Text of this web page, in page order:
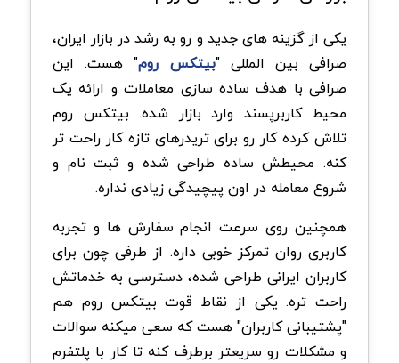
یکی از گزینه های جدید و رو‌ به رشد در بازار ایران،
صرافی بین المللی "بیتکس روم" هست. این
صرافی با هدف ساده سازی معاملات و ارائه یک
محیط کاربرپسند وارد بازار شده. بیتکس روم
تلاش کرده کار رو برای تریدرهای تازه کار راحت تر
کنه. محیطش ساده طراحی شده و ثبت نام و
شروع معامله در اون پیچیدگی زیادی نداره.
همچنین روی سرعت انجام سفارش ها و تجربه
کاربری روان تمرکز خوبی داره. از طرفی چون برای
کاربران ایرانی طراحی شده، دسترسی به خدماتش
راحت تره. یکی از نقاط قوت بیتکس روم هم
"پشتیبانی کاربران" هست که سعی میکنه سوالات
و مشکلات رو سریعتر برطرف کنه تا کار با پلتفرم